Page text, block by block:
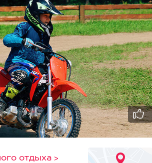
отдыха >